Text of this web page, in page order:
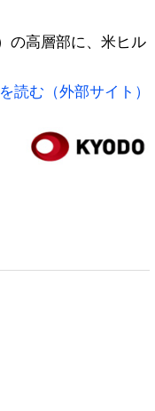
の高層部に、米ヒル
読む（外部サイト）